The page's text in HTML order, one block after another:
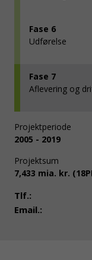
Fase 6
Udførelse
Fase 7
Afleve­ring og
Projektperiode
2005 - 2019
Projektsum
7,433 mia. kr.
Tlf.:
Email.: